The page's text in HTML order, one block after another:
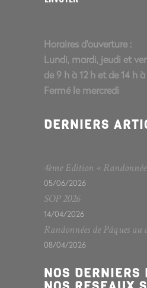
Horaires d'ouverture :
Lundi, mardi, jeudi et
de 9 h à 12 h et de 14 h
Fermé le mercredi
DERNIERS
4ème Edition «
05/06/2026
SOP 2026
14/04/2026
Randonnées de Pâques
08/04/2026
NOS DERNIERS